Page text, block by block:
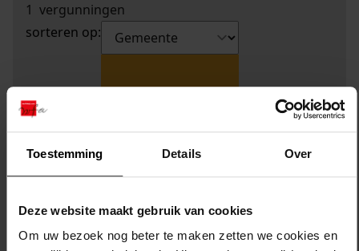
Toestemming Details Over
Deze website maakt gebruik van cookies
Om uw bezoek nog beter te maken zetten we cookies en
1 vergunningen
sorteren op: